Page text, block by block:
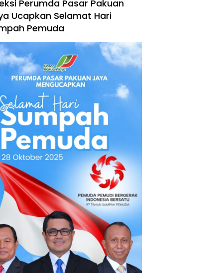
Perumda Pasar Pakuan
Ucapkan Selamat Hari
Pemuda